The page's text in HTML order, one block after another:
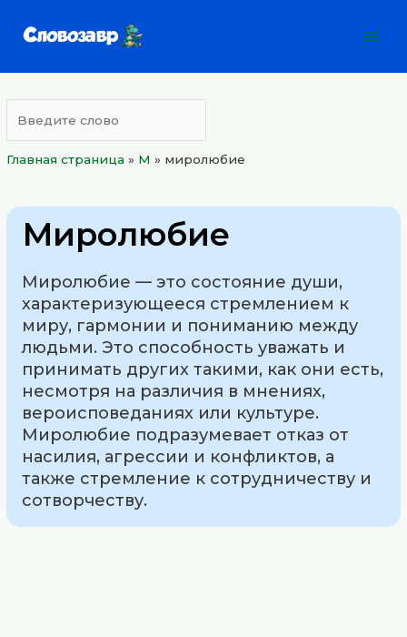
Главная страница » М » миролюбие
Миролюбие
Миролюбие — это состояние души,
характеризующееся стремлением к
миру, гармонии и пониманию между
людьми. Это способность уважать и
принимать других такими, как они есть,
несмотря на различия в мнениях,
вероисповеданиях или культуре.
Миролюбие подразумевает отказ от
насилия, агрессии и конфликтов, а
также стремление к сотрудничеству и
сотворчеству.